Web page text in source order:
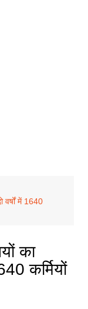
वर्षों में 1640
का
कर्मियों